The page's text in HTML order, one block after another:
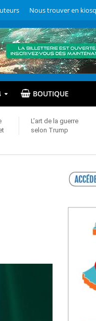
Nous trouver en
BOUTIQUE
L’art de la guerre
selon Trump